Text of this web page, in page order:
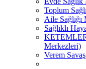
Toplum
Aile Sağlığı
Sağlıklı
Merkezleri)
Verem